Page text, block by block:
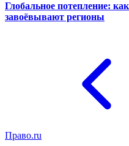
Глобальное потепление:
завоёвывают регионы
Право.ru